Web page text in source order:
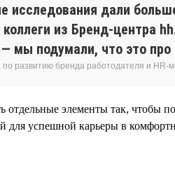
исследования дали
из Бренд-центра
мы подумали, что это про
развитию бренда работодателя и HR-
элементы так, чтобы
для успешной карьеры в